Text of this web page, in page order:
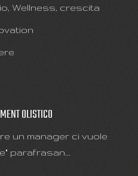
Wellness, crescita
OLISTICO
un manager ci vuole
parafrasan...